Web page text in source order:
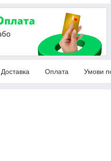
Доставка Оплата Умови